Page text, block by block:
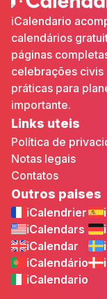
iCalendario
calendários
páginas
celebrações civis
práticas para
importante.
Links uteis
Política de
Notas legais
Contatos
Outros paises
iCalendrier
iCalendars
iCalendar
iCalendário
iCalendario